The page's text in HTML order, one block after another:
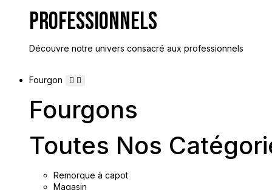
Professionnels
Découvre notre univers consacré aux professionnels
Fourgon
Fourgons
Toutes Nos
Remorque à capot
Magasin